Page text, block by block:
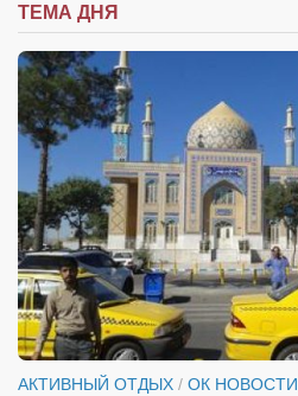
ТЕМА ДНЯ
АКТИВНЫЙ ОТДЫХ / ОК НОВОСТИ